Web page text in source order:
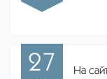
27
На